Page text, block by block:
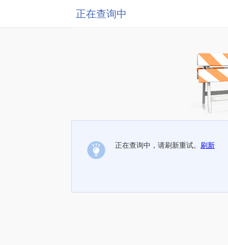
正在查询中
正在查询中，请刷新重试。 刷新